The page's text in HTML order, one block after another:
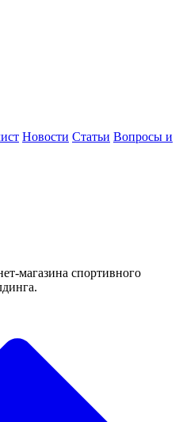
Новости Статьи Вопросы и
магазина спортивного